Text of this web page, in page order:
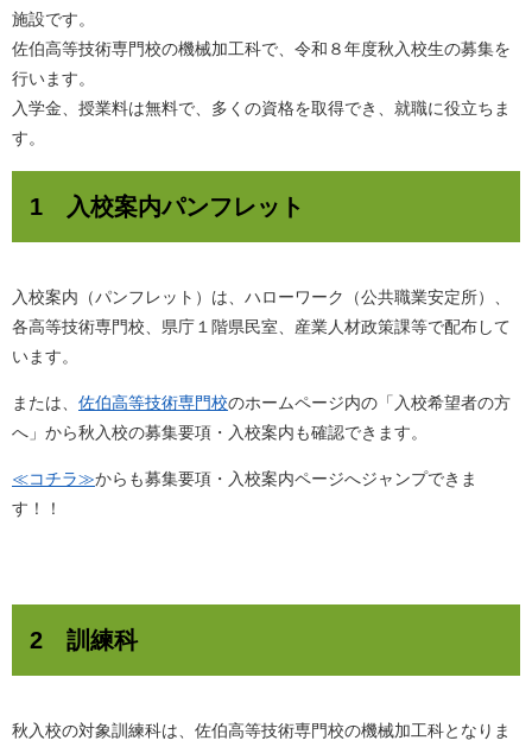
施設です。
佐伯高等技術専門校の機械加工科で、令和８年度秋入校生の募集を
行います。
入学金、授業料は無料で、多くの資格を取得でき、就職に役立ちま
す。
1 入校案内パンフレット
入校案内（パンフレット）は、ハローワーク（公共職業安定所）、
各高等技術専門校、県庁１階県民室、産業人材政策課等で配布して
います。
または、 佐伯高等技術専門校のホームページ内の「入校希望者の方
へ」から秋入校の募集要項・入校案内も確認できます。
≪コチラ≫からも募集要項・入校案内ページへジャンプできま
す！！
2 訓練科
秋入校の対象訓練科は、佐伯高等技術専門校の機械加工科となりま